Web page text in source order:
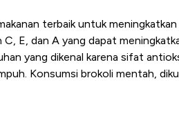
terbaik untuk
C, E, dan A yang dapat
yang dikenal karena sifat
Konsumsi brokoli mentah,